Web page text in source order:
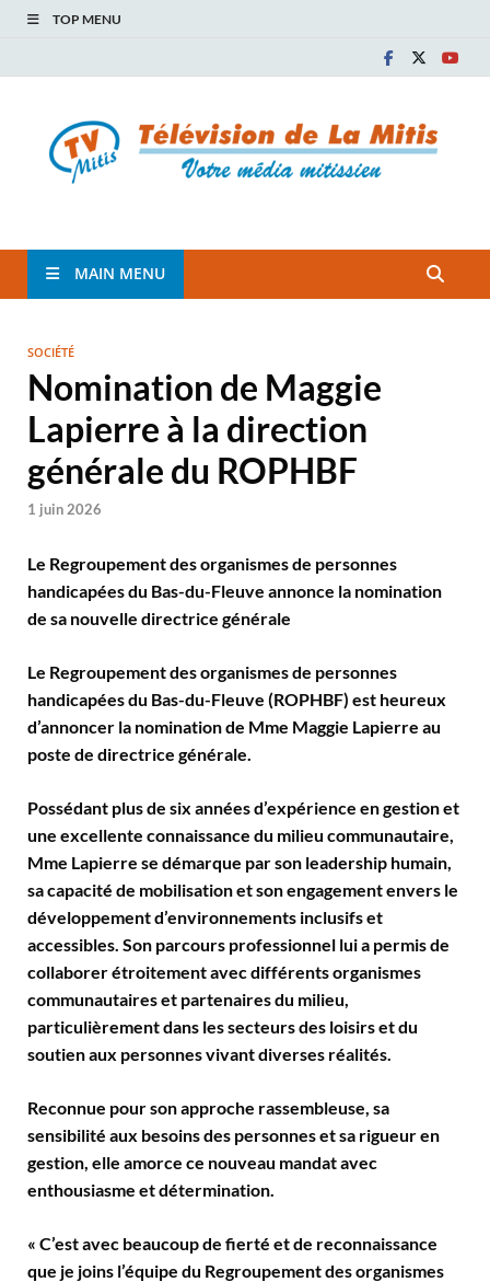
TOP MENU
TVM
MAIN MENU
SOCIÉTÉ
Nomination de Maggie
Lapierre à la direction
générale du ROPHBF
1 juin 2026
Le Regroupement des organismes de personnes
handicapées du Bas-du-Fleuve annonce la nomination
de sa nouvelle directrice générale
Le Regroupement des organismes de personnes
handicapées du Bas-du-Fleuve (ROPHBF) est heureux
d’annoncer la nomination de Mme Maggie Lapierre au
poste de directrice générale.
Possédant plus de six années d’expérience en gestion et
une excellente connaissance du milieu communautaire,
Mme Lapierre se démarque par son leadership humain,
sa capacité de mobilisation et son engagement envers le
développement d’environnements inclusifs et
accessibles. Son parcours professionnel lui a permis de
collaborer étroitement avec différents organismes
communautaires et partenaires du milieu,
particulièrement dans les secteurs des loisirs et du
soutien aux personnes vivant diverses réalités.
Reconnue pour son approche rassembleuse, sa
sensibilité aux besoins des personnes et sa rigueur en
gestion, elle amorce ce nouveau mandat avec
enthousiasme et détermination.
« C’est avec beaucoup de fierté et de reconnaissance
que je joins l’équipe du Regroupement des organismes